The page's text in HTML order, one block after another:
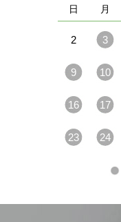
日 月
2 3
9 10
16 17
23 24